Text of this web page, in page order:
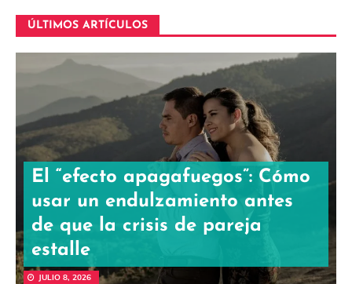
ÚLTIMOS ARTÍCULOS
El “efecto apagafuegos”: Cómo
usar un endulzamiento antes
de que la crisis de pareja
estalle
JULIO 8, 2026